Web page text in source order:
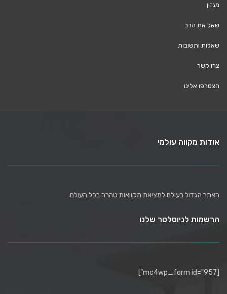
מגזין
שאל את הרב
שאלות ותשובות
צרו קשר
הצטרפו אלינו
אודות מקווה עולמי
האתר הגדול בעולם למציאת מקוואות טהרה בכל העולם.
הרשמות לניוסלטר שלנו
[mc4wp_form id="957"]